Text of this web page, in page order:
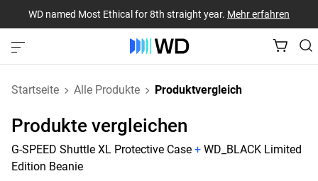
WD named Most Ethical for 8th straight year. Mehr erfahren
Startseite Alle Produkte Produktvergleich
Produkte vergleichen
G-SPEED Shuttle XL Protective Case + WD_BLACK Limited
Edition Beanie